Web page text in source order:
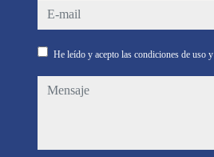
e-mail
He leído y acepto las condiciones de uso y
mensaje